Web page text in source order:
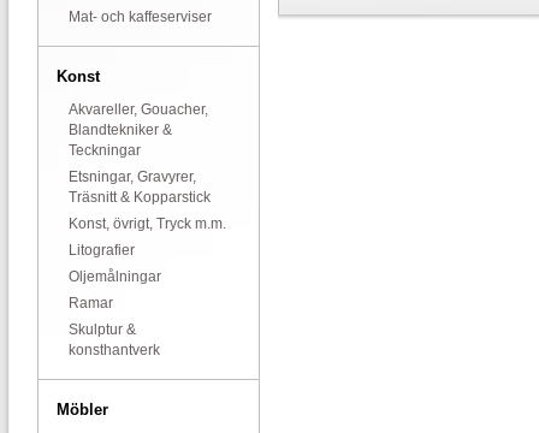
Mat- och kaffeserviser
Konst
Akvareller, Gouacher,
Blandtekniker &
Teckningar
Etsningar, Gravyrer,
Träsnitt & Kopparstick
Konst, övrigt, Tryck m.m.
Litografier
Oljemålningar
Ramar
Skulptur &
konsthantverk
Möbler